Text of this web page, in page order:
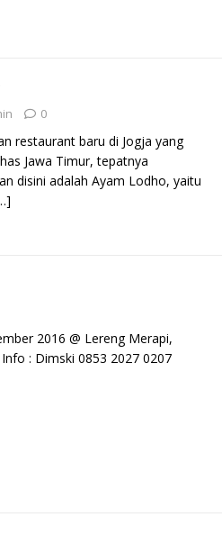
0
restaurant baru di Jogja yang
Jawa Timur, tepatnya
disini adalah Ayam Lodho, yaitu
2016 @ Lereng Merapi,
: Dimski 0853 2027 0207